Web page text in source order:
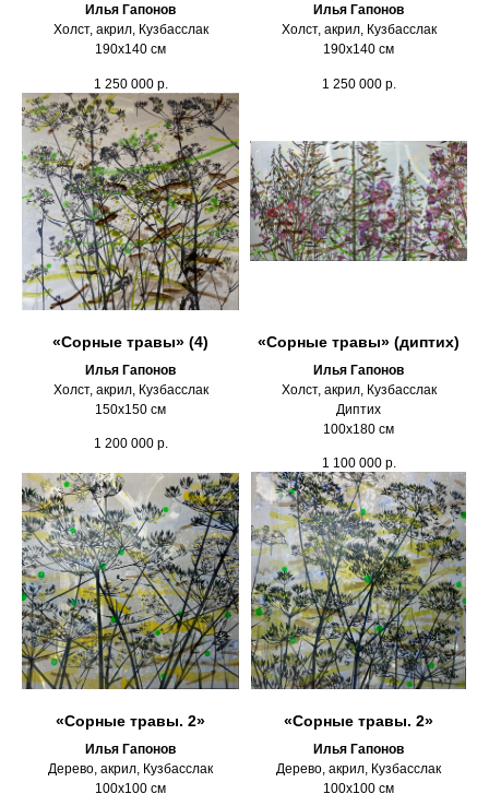
Илья Гапонов
Холст, акрил, Кузбасслак
190х140 см
1 250 000 р.
Илья Гапонов
Холст, акрил, Кузбасслак
190х140 см
1 250 000 р.
«Сорные травы» (4)
Илья Гапонов
Холст, акрил, Кузбасслак
150х150 см
1 200 000 р.
«Сорные травы» (диптих)
Илья Гапонов
Холст, акрил, Кузбасслак
Диптих
100х180 см
1 100 000 р.
«Сорные травы. 2»
Илья Гапонов
Дерево, акрил, Кузбасслак
100х100 см
«Сорные травы. 2»
Илья Гапонов
Дерево, акрил, Кузбасслак
100х100 см